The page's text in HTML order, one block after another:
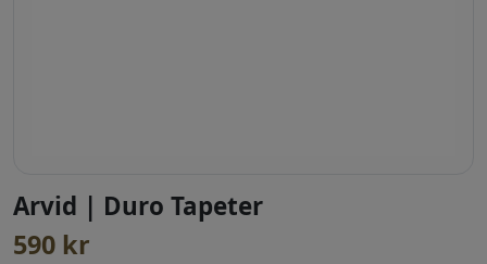
Arvid | Duro Tapeter
590 kr